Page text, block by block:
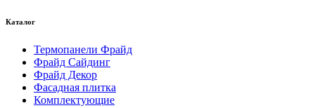
Каталог
Термопанели Фрайд
Фрайд Сайдинг
Фрайд Декор
Фасадная плитка
Комплектующие